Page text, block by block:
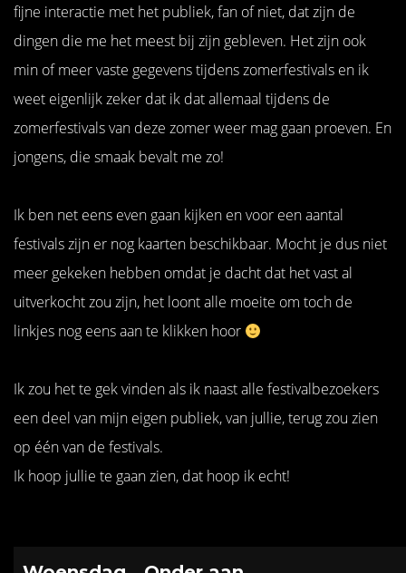
fijne interactie met het publiek, fan of niet, dat zijn de
dingen die me het meest bij zijn gebleven. Het zijn ook
min of meer vaste gegevens tijdens zomerfestivals en ik
weet eigenlijk zeker dat ik dat allemaal tijdens de
zomerfestivals van deze zomer weer mag gaan proeven. En
jongens, die smaak bevalt me zo!
Ik ben net eens even gaan kijken en voor een aantal
festivals zijn er nog kaarten beschikbaar. Mocht je dus niet
meer gekeken hebben omdat je dacht dat het vast al
uitverkocht zou zijn, het loont alle moeite om toch de
linkjes nog eens aan te klikken hoor
Ik zou het te gek vinden als ik naast alle festivalbezoekers
een deel van mijn eigen publiek, van jullie, terug zou zien
op één van de festivals.
Ik hoop jullie te gaan zien, dat hoop ik echt!